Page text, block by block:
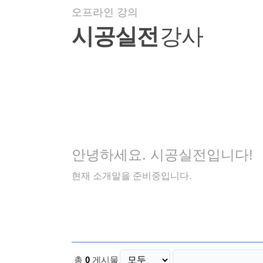
오프라인 강의
시공실전강사
안녕하세요. 시공실전입니다!
현재 소개말을 준비중입니다.
총 0 게시물